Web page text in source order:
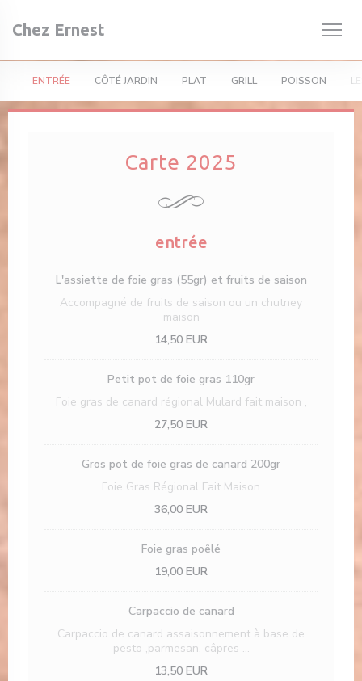
Chez Ernest
Carte 2025
entrée
L'assiette de foie gras (55gr) et fruits de saison
Accompagné de fruits de saison ou un chutney
maison
14,50 EUR
Petit pot de foie gras 110gr
Foie gras de canard régional Mulard fait maison ,
27,50 EUR
Gros pot de foie gras de canard 200gr
Foie Gras Régional Fait Maison
36,00 EUR
Foie gras poêlé
19,00 EUR
Carpaccio de canard
Carpaccio de canard assaisonnement à base de
pesto ,parmesan, câpres ...
13,50 EUR
ENTRÉE CÔTÉ JARDIN PLAT GRILL POISSON